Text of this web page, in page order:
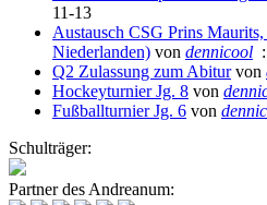
11-13
Austausch CSG Prins
Niederlanden) von dennicool
Q2 Zulassung zum Abiturvon
Hockeyturnier Jg. 8 von
Fußballturnier Jg. 6 von
Schulträger:
Partner des Andreanum: